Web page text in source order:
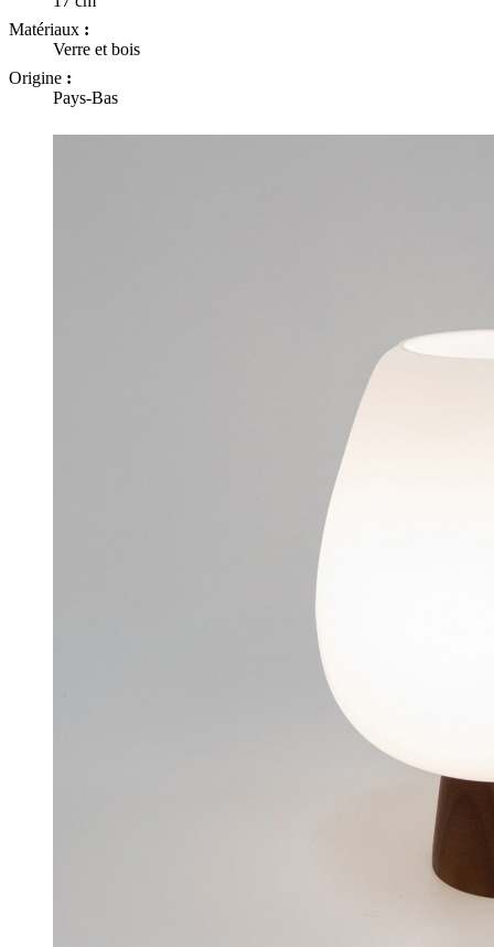
Matériaux :
Verre et bois
Origine :
Pays-Bas